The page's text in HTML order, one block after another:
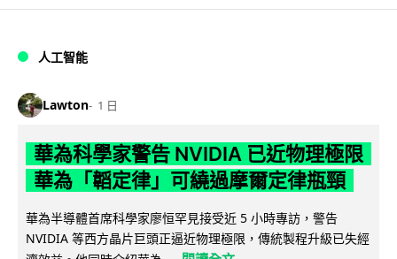
人工智能
Lawton 1 日
華為科學家警告 NVIDIA 已近物理極限
華為「韜定律」可繞過摩爾定律瓶頸
華為半導體首席科學家廖恒罕見接受近 5 小時專訪，警告
NVIDIA 等西方晶片巨頭正逼近物理極限，傳統製程升級已失經